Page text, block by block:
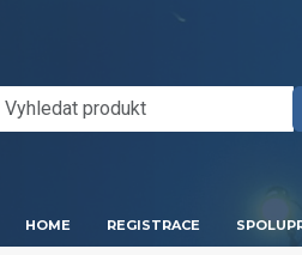
HOME REGISTRACE